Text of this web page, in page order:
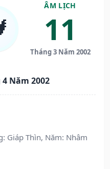
ÂM LỊCH
11
Tháng 3 Năm 2002
Năm 2002
Giáp Thìn, Năm: Nhâm